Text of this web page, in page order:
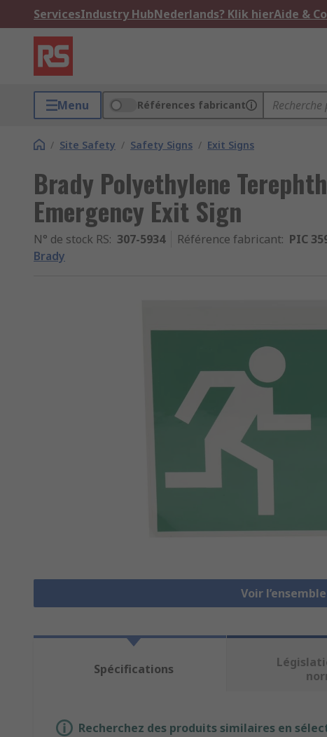
ServicesIndustry HubNederlands? Klik hierAide &
Menu Références fabricant
/ Site Safety / Safety Signs / Exit Signs
Brady Polyethylene
Emergency Exit Sign
N° de stock RS: 307-5934 Référence fabricant: PIC
Brady
Voir
Spécifications
Recherchez des produits similaires en